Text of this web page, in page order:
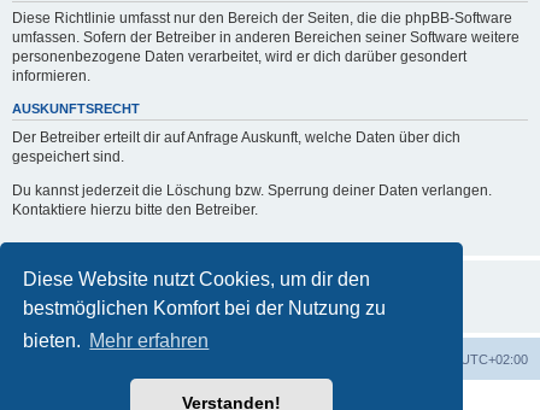
Diese Website nutzt Cookies, um dir den
bestmöglichen Komfort bei der Nutzung zu
bieten. Mehr erfahren
Verstanden!
Diese Richtlinie umfasst nur den Bereich der Seiten, die die phpBB-Software
umfassen. Sofern der Betreiber in anderen Bereichen seiner Software weitere
personenbezogene Daten verarbeitet, wird er dich darüber gesondert
informieren.
AUSKUNFTSRECHT
Der Betreiber erteilt dir auf Anfrage Auskunft, welche Daten über dich
gespeichert sind.
Du kannst jederzeit die Löschung bzw. Sperrung deiner Daten verlangen.
Kontaktiere hierzu bitte den Betreiber.
UTC+02:00
Powered byphpBB® Forum Software © phpBB Limited